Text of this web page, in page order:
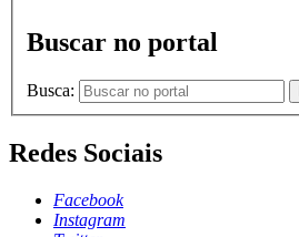
Buscar no portal
Busca:
Redes Sociais
Facebook
Instagram